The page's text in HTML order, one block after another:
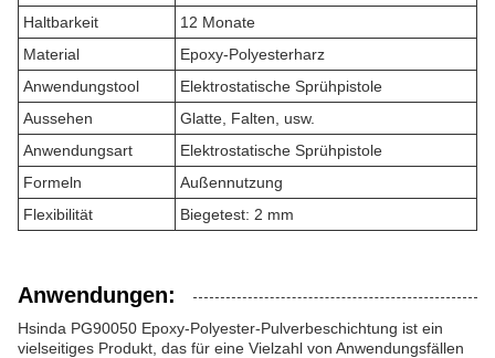
Haltbarkeit
12 Monate
Material
Epoxy-Polyesterharz
Anwendungstool
Elektrostatische Sprühpistole
Aussehen
Glatte, Falten, usw.
Anwendungsart
Elektrostatische Sprühpistole
Formeln
Außennutzung
Flexibilität
Biegetest: 2 mm
Anwendungen:
Hsinda PG90050 Epoxy-Polyester-Pulverbeschichtung ist ein
vielseitiges Produkt, das für eine Vielzahl von Anwendungsfällen